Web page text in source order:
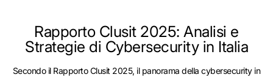
Rapporto Clusit 2025: Analisi e
Strategie di Cybersecurity in Italia
Secondo il Rapporto Clusit 2025, il panorama della cybersecurity in